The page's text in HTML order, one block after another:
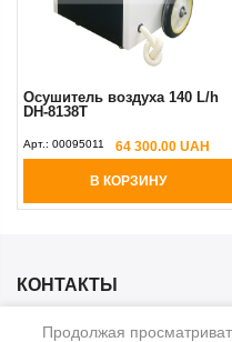
Осушитель воздуха 140 L/h
DH-8138Т
Арт.: 00095011 64 300.00 UAH
В КОРЗИНУ
КОНТАКТЫ
Продолжая